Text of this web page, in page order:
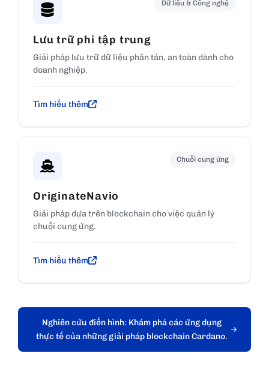
Dữ liệu & Công nghệ
Lưu trữ phi tập trung
Giải pháp lưu trữ dữ liệu phân tán, an toàn dành cho
doanh nghiệp.
Tìm hiểu thêm
Chuỗi cung ứng
OriginateNavio
Giải pháp dựa trên blockchain cho việc quản lý
chuỗi cung ứng.
Tìm hiểu thêm
Nghiên cứu điển hình: Khám phá các ứng dụng
thực tế của những giải pháp blockchain Cardano.